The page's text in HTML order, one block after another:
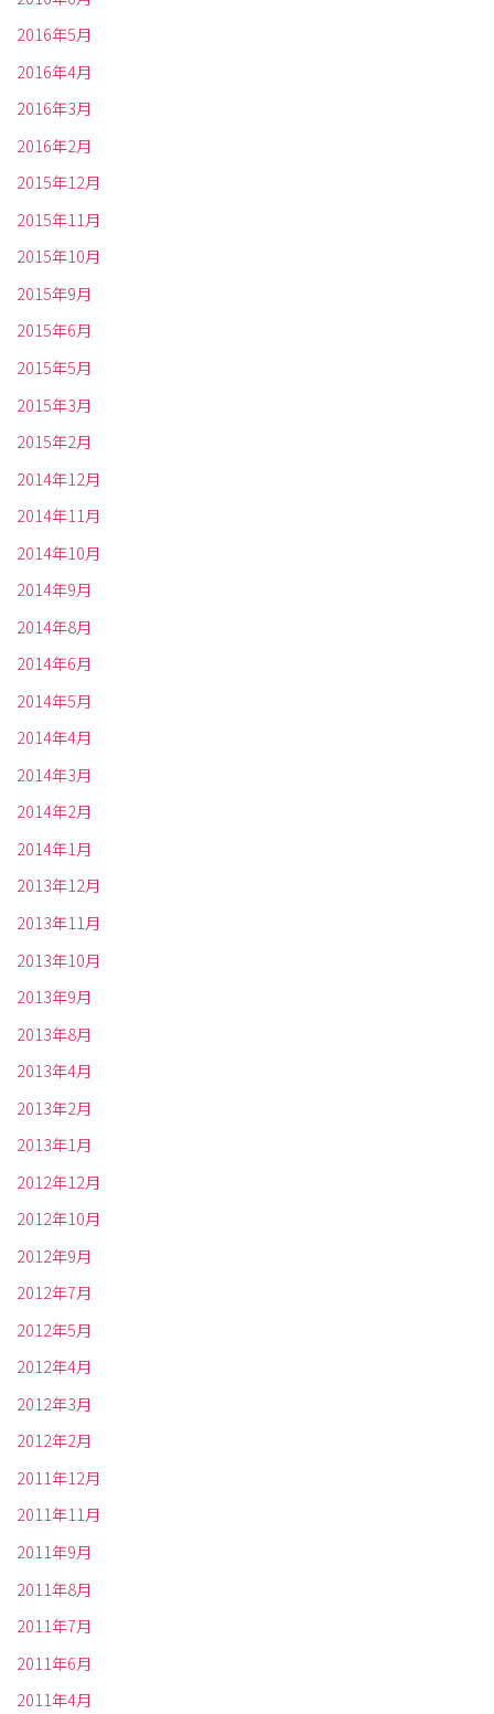
2016年5月
2016年4月
2016年3月
2016年2月
2015年12月
2015年11月
2015年10月
2015年9月
2015年6月
2015年5月
2015年3月
2015年2月
2014年12月
2014年11月
2014年10月
2014年9月
2014年8月
2014年6月
2014年5月
2014年4月
2014年3月
2014年2月
2014年1月
2013年12月
2013年11月
2013年10月
2013年9月
2013年8月
2013年4月
2013年2月
2013年1月
2012年12月
2012年10月
2012年9月
2012年7月
2012年5月
2012年4月
2012年3月
2012年2月
2011年12月
2011年11月
2011年9月
2011年8月
2011年7月
2011年6月
2011年4月